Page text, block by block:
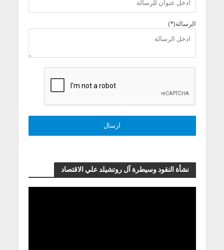
الرسالة(*)
نشأة النقود وسيطرة آل روتشيلد علي الاقتصاد